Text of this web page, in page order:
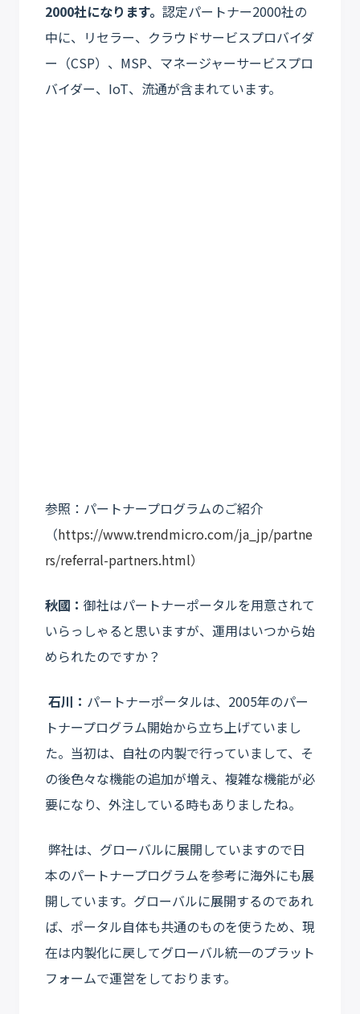
2000社になります。 認定パートナー2000社の
中に、リセラー、クラウドサービスプロバイダ
ー（CSP）、MSP、マネージャーサービスプロ
バイダー、IoT、流通が含まれています。
参照：パートナープログラムのご紹介
（https://www.trendmicro.com/ja_jp/partne
rs/referral-partners.html）
秋國： 御社はパートナーポータルを用意されて
いらっしゃると思いますが、運用はいつから始
められたのですか？
石川： パートナーポータルは、2005年のパー
トナープログラム開始から立ち上げていまし
た。当初は、自社の内製で行っていまして、そ
の後色々な機能の追加が増え、複雑な機能が必
要になり、外注している時もありましたね。
弊社は、グローバルに展開していますので日
本のパートナープログラムを参考に海外にも展
開しています。グローバルに展開するのであれ
ば、ポータル自体も共通のものを使うため、現
在は内製化に戻してグローバル統一のプラット
フォームで運営をしております。